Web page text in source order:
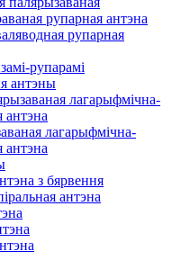
рупарная антэна
рупарная
рупарамі
антэны
лагарыфмічна-
антэна
лагарыфмічна-
антэна
з бярвення
антэна